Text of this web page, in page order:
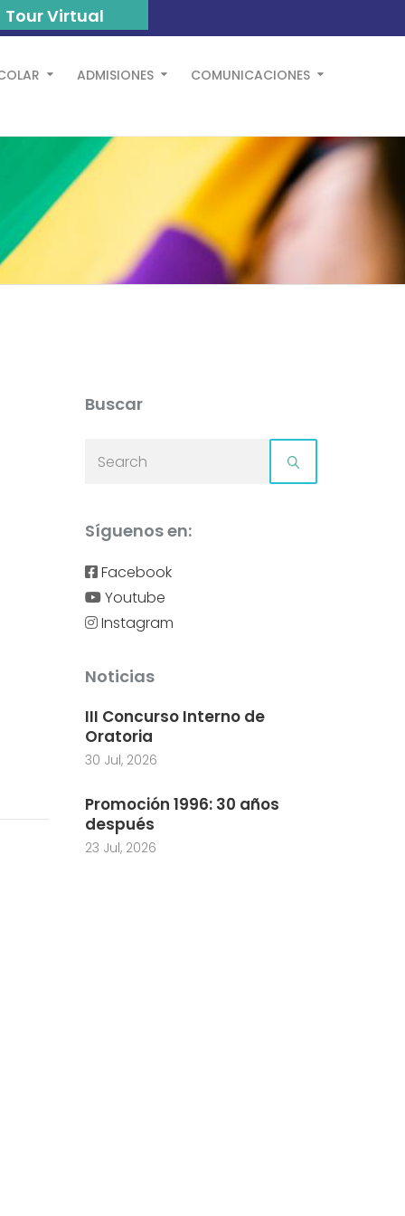
Tour Virtual
ADMISIONES COMUNICACIONES
Buscar
Síguenos en:
Facebook
Youtube
Instagram
Noticias
III Concurso Interno de
Oratoria
30 Jul, 2026
Promoción 1996: 30 años
después
23 Jul, 2026